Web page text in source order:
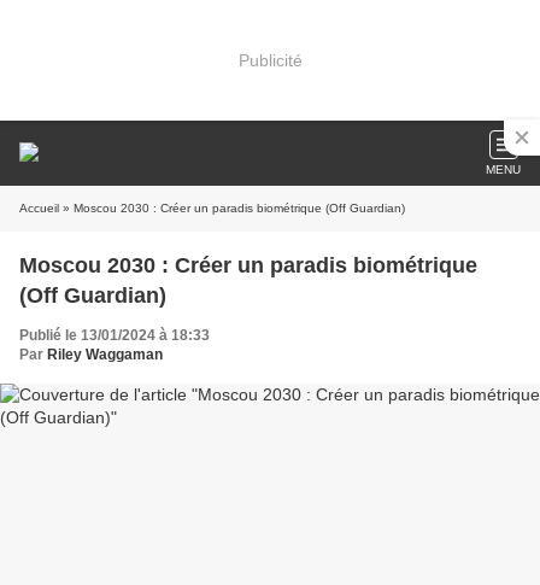
Publicité
MENU
Accueil » Moscou 2030 : Créer un paradis biométrique (Off Guardian)
Moscou 2030 : Créer un paradis biométrique
(Off Guardian)
Publié le 13/01/2024 à 18:33
Par Riley Waggaman